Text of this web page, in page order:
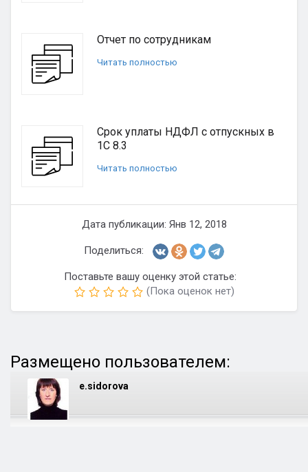
Отчет по сотрудникам
Читать полностью
Срок уплаты НДФЛ с отпускных в
1С 8.3
Читать полностью
Дата публикации: Янв 12, 2018
Поделиться:
Поставьте вашу оценку этой статье:
(Пока оценок нет)
Размещено пользователем:
e.sidorova